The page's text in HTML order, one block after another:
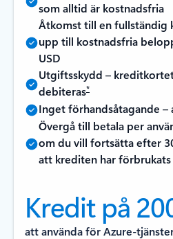
som alltid är kostnadsfria
Åtkomst till en fullständig
upp till kostnadsfria
USD
Utgiftsskydd –
debiteras*
Inget förhandsåtagande –
Övergå till betala per
om du vill fortsätta efter
att krediten har förbrukats
Kredit på
att använda för Azure-